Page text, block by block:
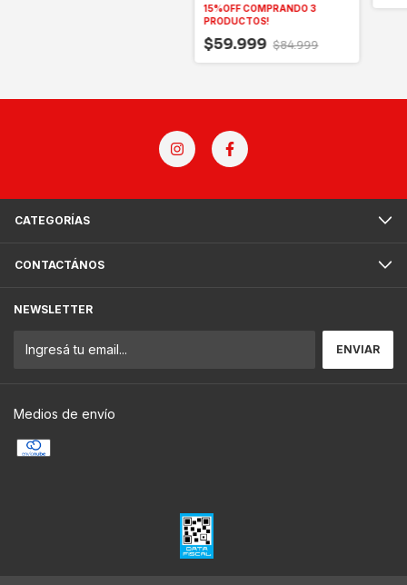
15%OFF COMPRANDO 3
PRODUCTOS!
$59.999 $84.999
CATEGORÍAS
CONTACTÁNOS
NEWSLETTER
Medios de envío